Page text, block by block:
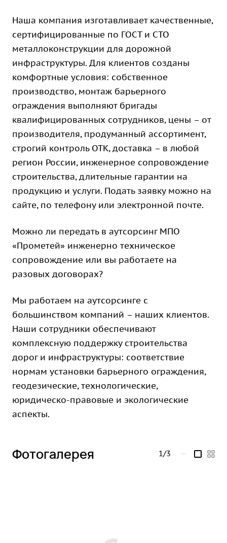
Наша компания изготавливает качественные,
сертифицированные по ГОСТ и СТО
металлоконструкции для дорожной
инфраструктуры. Для клиентов созданы
комфортные условия: собственное
производство, монтаж барьерного
ограждения выполняют бригады
квалифицированных сотрудников, цены – от
производителя, продуманный ассортимент,
строгий контроль ОТК, доставка – в любой
регион России, инженерное сопровождение
строительства, длительные гарантии на
продукцию и услуги. Подать заявку можно на
сайте, по телефону или электронной почте.
Можно ли передать в аутсорсинг МПО
«Прометей» инженерно техническое
сопровождение или вы работаете на
разовых договорах?
Мы работаем на аутсорсинге с
большинством компаний – наших клиентов.
Наши сотрудники обеспечивают
комплексную поддержку строительства
дорог и инфраструктуры: соответствие
нормам установки барьерного ограждения,
геодезические, технологические,
юридическо-правовые и экологические
аспекты.
Фотогалерея 1/3 —